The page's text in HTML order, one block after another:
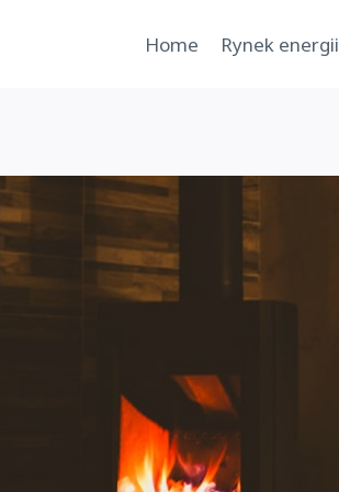
Home Rynek energii